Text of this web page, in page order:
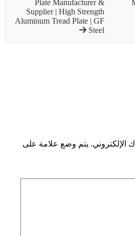
Plate Manufacturer &
Supplier | High Strength
Aluminum Tread Plate | GF
Steel
الإلكتروني. يتم وضع علامة على